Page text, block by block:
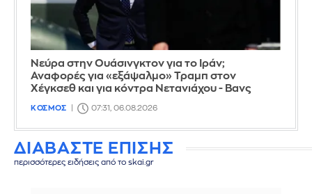
Νεύρα στην Ουάσινγκτον για το Ιράν;
Αναφορές για «εξάψαλμο» Τραμπ στον
Χέγκσεθ και για κόντρα Νετανιάχου - Βανς
ΚΟΣΜΟΣ 07:31, 06.08.2026
ΔΙΑΒΑΣΤΕ ΕΠΙΣΗΣ
περισσότερες ειδήσεις από το skai.gr